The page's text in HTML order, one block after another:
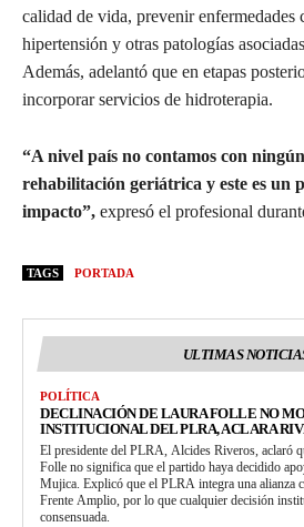
calidad de vida, prevenir enfermedades
hipertensión y otras patologías
Además, adelantó que en etapas
incorporar servicios de hidroterapia.
“A nivel país no contamos con
rehabilitación geriátrica y este es un
impacto”, expresó el profesional
TAGS PORTADA
ULTIMAS
POLÍTICA
DECLINACIÓN DE LAURA FOLLE NO
INSTITUCIONAL DEL PLRA, ACLARA
El presidente del PLRA, Alcides Riveros, aclaró
Folle no significa que el partido haya decidido
Mujica. Explicó que el PLRA integra una alianza
Frente Amplio, por lo que cualquier decisión
consensuada.